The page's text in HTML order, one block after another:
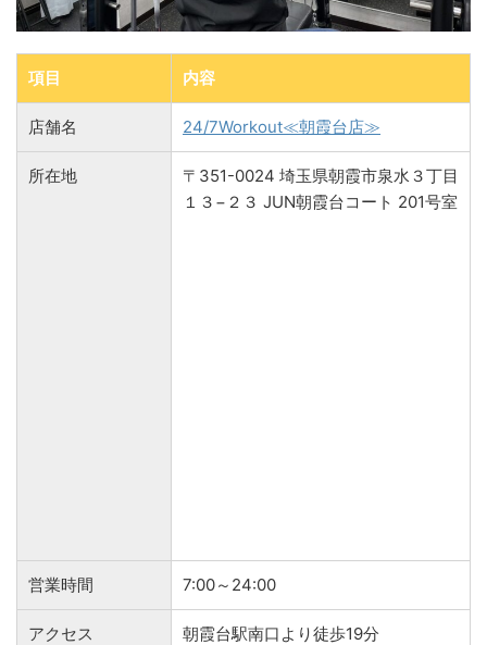
項目 内容
店舗名 24/7Workout≪朝霞台店≫
所在地
〒351-0024 埼玉県朝霞市泉水３丁目
１３−２３ JUN朝霞台コート 201号室
営業時間 7:00～24:00
アクセス 朝霞台駅南口より徒歩19分